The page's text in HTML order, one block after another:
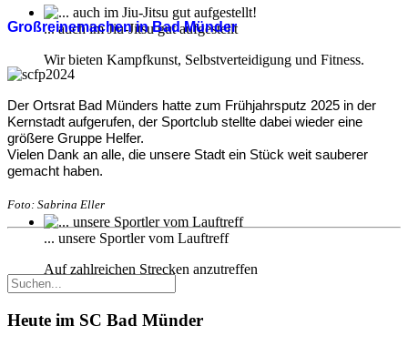
... auch im Jiu-Jitsu gut aufgestellt
Wir bieten Kampfkunst, Selbstverteidigung und Fitness.
... unsere Sportler vom Lauftreff
Auf zahlreichen Strecken anzutreffen
Großreinemachen in Bad Münder
Der Ortsrat Bad Münders hatte zum Frühjahrsputz 2025 in der
Kernstadt aufgerufen, der Sportclub stellte dabei wieder eine
größere Gruppe Helfer.
Vielen Dank an alle, die unsere Stadt ein Stück weit sauberer
gemacht haben.
Foto: Sabrina Eller
Heute im SC Bad Münder